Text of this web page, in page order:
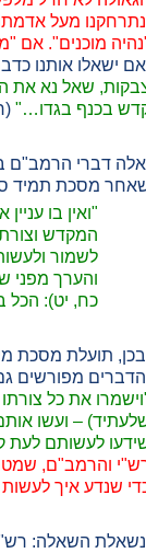
מעל
מוכנים". אם
ישאלו אותנו
שאל נא את
בכנף בגדו…
"
דברי הרמב"ם
מסכת תמיד
"ואין בו
המקדש
לשמור
והערך מפני
כח, יט): הכל
תועלת מסכת
מפורשים
את כל
– ועשו
לעשותם לעת
והרמב"ם,
שנדע איך
השאלה: